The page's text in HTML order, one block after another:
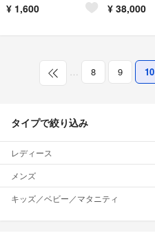
¥ 1,600 ¥ 38,000
… 8 9 10
タイプで絞り込み
レディース
メンズ
キッズ／ベビー／マタニティ